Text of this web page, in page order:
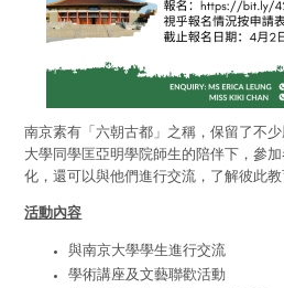
Distinctive College General Education
All-in-One Campus Facilities
Hostel Life
Admission Video & Publication
南京素有「六朝古都」之稱，保留了不
大學同學匡亞明學院師生的陪伴下，參
化，還可以與他們進行交流，了解彼此教
活動內容
與南京大學學生進行交流
學術講座及文藝聯歡活動